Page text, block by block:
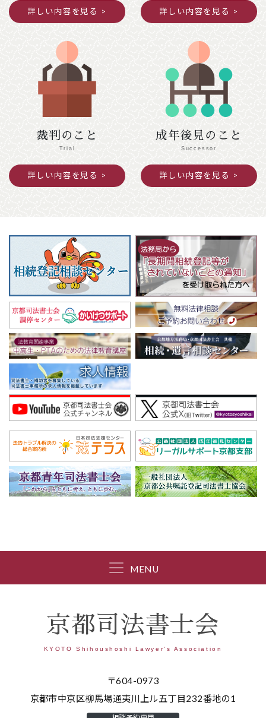
令和７年度京都司法書士会新人研修の御案内
391.5KB
2025年10月09日
民法（遺言関係）等の改正に関する中間試案
詳しい内容を見る 詳しい内容を見る
裁判のこと
Trial
詳しい内容を見る
成年後見のこと
Successor
詳しい内容を見る
MENU
京都司法書士会
KYOTO Shihoushoshi Lawyer's Association
〒604-0973
京都市中京区柳馬場通夷川上ル五丁目232番地の1